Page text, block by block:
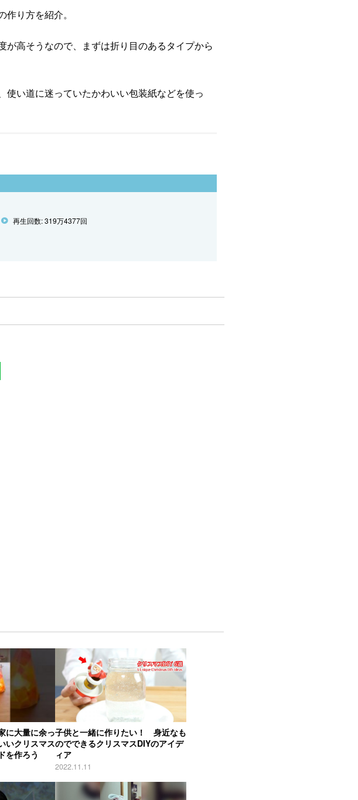
り方を紹介。
高そうなので、まずは折り目のあるタイプから
い道に迷っていたかわいい包装紙などを使っ
再生回数: 319万4377回
に大量に余っ
いクリスマス
を作ろう
子供と一緒に作りたい！ 身近なも
のでできるクリスマスDIYのアイデ
ィア
2022.11.11